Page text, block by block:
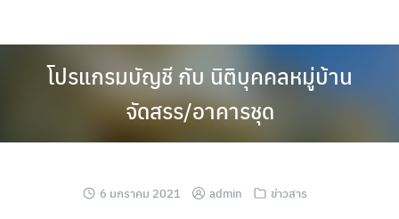
โปรแกรมบัญชี กับ นิติบุคคลหมู่บ้าน
จัดสรร/อาคารชุด
6 มกราคม 2021 admin ข่าวสาร